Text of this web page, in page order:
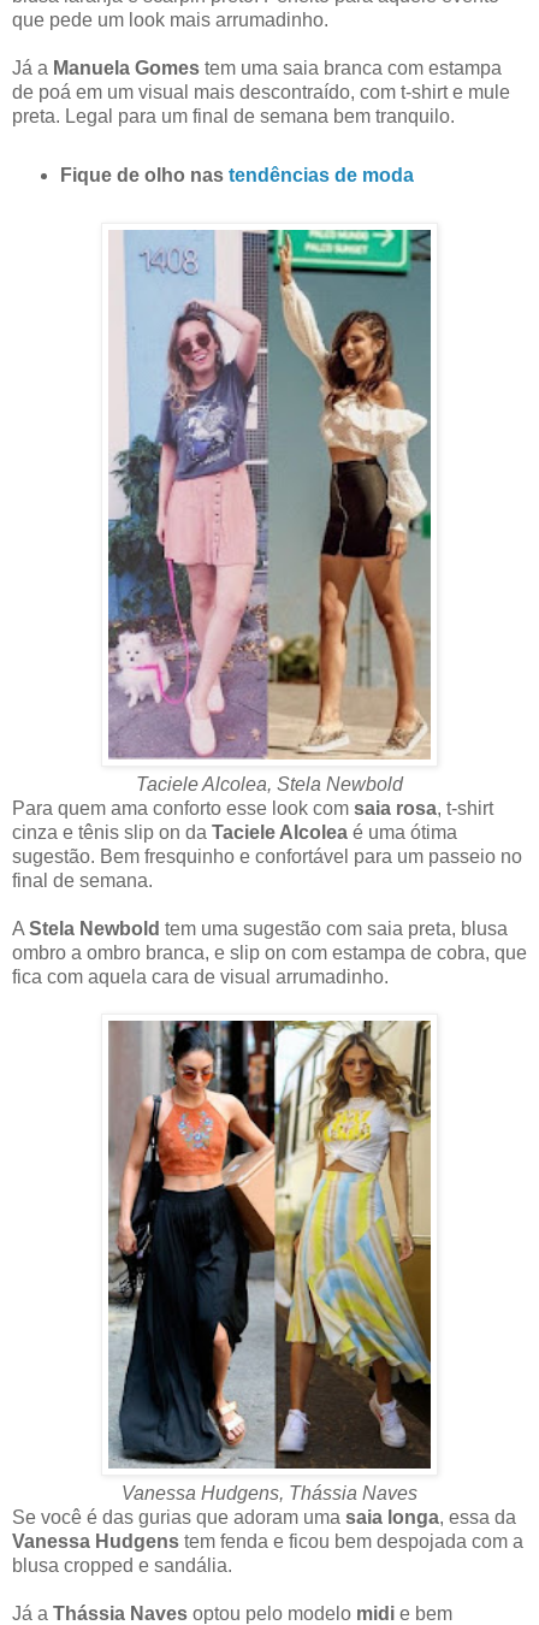
que pede um look mais arrumadinho.
Já a Manuela Gomes tem uma saia branca com estampa
de poá em um visual mais descontraído, com t-shirt e mule
preta. Legal para um final de semana bem tranquilo.
Fique de olho nas tendências de moda
Taciele Alcolea, Stela Newbold
Para quem ama conforto esse look com saia rosa, t-shirt
cinza e tênis slip on da Taciele Alcolea é uma ótima
sugestão. Bem fresquinho e confortável para um passeio no
final de semana.
A Stela Newbold tem uma sugestão com saia preta, blusa
ombro a ombro branca, e slip on com estampa de cobra, que
fica com aquela cara de visual arrumadinho.
Vanessa Hudgens, Thássia Naves
Se você é das gurias que adoram uma saia longa, essa da
Vanessa Hudgens tem fenda e ficou bem despojada com a
blusa cropped e sandália.
Já a Thássia Naves optou pelo modelo midi e bem